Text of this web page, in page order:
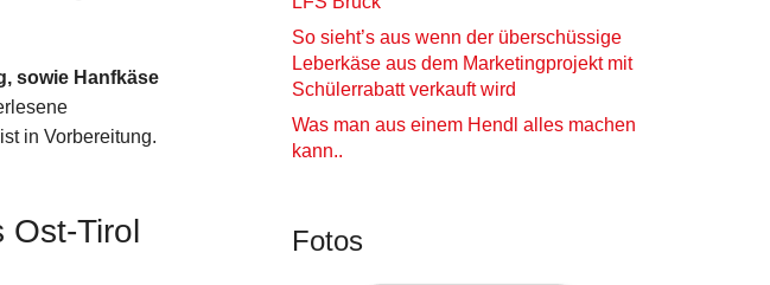
sowie Hanfkäse
in Vorbereitung.
Ost-Tirol
So sieht’s aus wenn der überschüssige
Leberkäse aus dem Marketingprojekt mit
Schülerrabatt verkauft wird
Was man aus einem Hendl alles machen
kann..
Fotos